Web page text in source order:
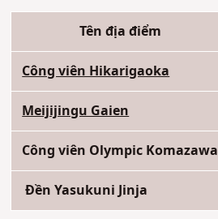
Tên địa điểm
Công viên Hikarigaoka
Meijijingu Gaien
Công viên Olympic Komazawa
Đền Yasukuni Jinja